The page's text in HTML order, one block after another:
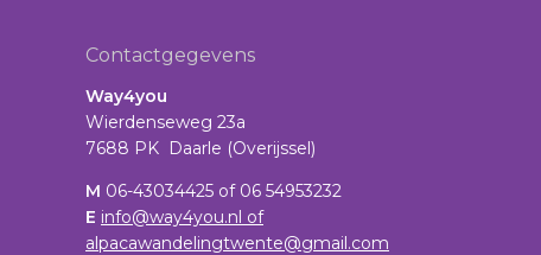
FooterContactgegevens
Way4you
Wierdenseweg 23a
7688 PK Daarle (Overijssel)
M 06-43034425 of 06 54953232
E info@way4you.nl of
alpacawandelingtwente@gmail.com